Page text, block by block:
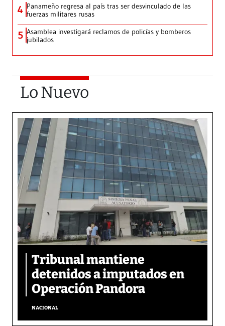
4 Panameño regresa al país tras ser desvinculado de las
fuerzas militares rusas
5 Asamblea investigará reclamos de policías y bomberos
jubilados
Lo Nuevo
Tribunal mantiene
detenidos a imputados en
Operación Pandora
NACIONAL